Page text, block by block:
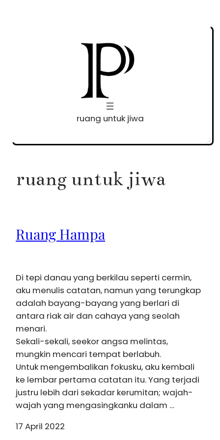
ruang untuk jiwa
ruang untuk jiwa
Ruang Hampa
Di tepi danau yang berkilau seperti cermin,
aku menulis catatan, namun yang terungkap
adalah bayang-bayang yang berlari di
antara riak air dan cahaya yang seolah
menari.
Sekali-sekali, seekor angsa melintas,
mungkin mencari tempat berlabuh.
Untuk mengembalikan fokusku, aku kembali
ke lembar pertama catatan itu. Yang terjadi
justru lebih dari sekadar kerumitan; wajah-
wajah yang mengasingkanku dalam …
17 April 2022